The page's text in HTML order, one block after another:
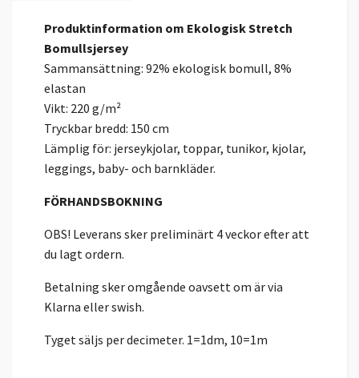
Produktinformation om Ekologisk Stretch
Bomullsjersey
Sammansättning: 92% ekologisk bomull, 8%
elastan
Vikt: 220 g/m²
Tryckbar bredd: 150 cm
Lämplig för: jerseykjolar, toppar, tunikor, kjolar,
leggings, baby- och barnkläder.
FÖRHANDSBOKNING
OBS! Leverans sker preliminärt 4 veckor efter att
du lagt ordern.
Betalning sker omgående oavsett om är via
Klarna eller swish.
Tyget säljs per decimeter. 1=1dm, 10=1m